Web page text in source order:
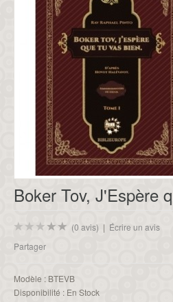
Boker Tov, J'Espère
(0 avis) | Écrire un avis
Partager
Modèle : BTEVB
Disponibilité : En Stock